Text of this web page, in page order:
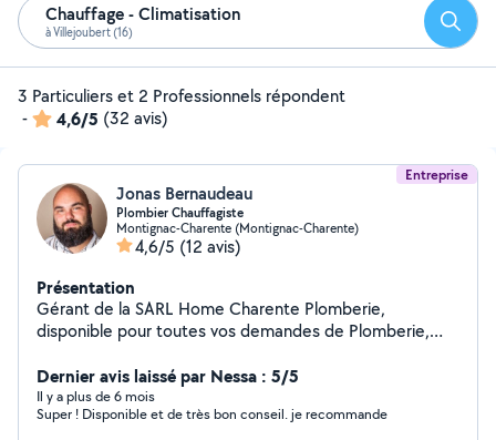
Chauffage - Climatisation
à Villejoubert (16)
3 Particuliers et 2 Professionnels répondent
-
4,6/5 (32 avis)
Entreprise
Jonas Bernaudeau
Plombier Chauffagiste
Montignac-Charente (Montignac-Charente)
4,6/5 (12 avis)
Présentation
Gérant de la SARL Home Charente Plomberie,
disponible pour toutes vos demandes de Plomberie,
Dernier avis laissé par Nessa : 5/5
Il y a plus de 6 mois
Super ! Disponible et de très bon conseil. je recommande